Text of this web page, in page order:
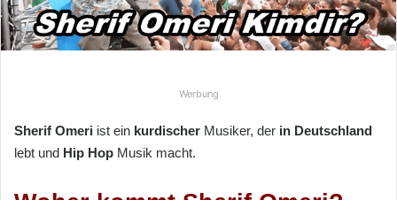
i
n
Werbung
Sherif Omeri ist ein kurdischer Musiker, der in Deutschland
lebt und Hip Hop Musik macht.